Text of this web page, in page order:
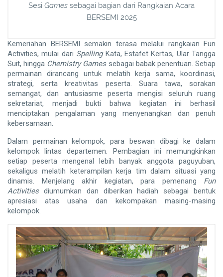
Sesi Games sebagai bagian dari Rangkaian Acara
BERSEMI 2025
Kemeriahan BERSEMI semakin terasa melalui rangkaian Fun
Activities, mulai dari Spelling Kata, Estafet Kertas, Ular Tangga
Suit, hingga Chemistry Games sebagai babak penentuan. Setiap
permainan dirancang untuk melatih kerja sama, koordinasi,
strategi, serta kreativitas peserta. Suara tawa, sorakan
semangat, dan antusiasme peserta mengisi seluruh ruang
sekretariat, menjadi bukti bahwa kegiatan ini berhasil
menciptakan pengalaman yang menyenangkan dan penuh
kebersamaan.
Dalam permainan kelompok, para beswan dibagi ke dalam
kelompok lintas departemen. Pembagian ini memungkinkan
setiap peserta mengenal lebih banyak anggota paguyuban,
sekaligus melatih keterampilan kerja tim dalam situasi yang
dinamis. Menjelang akhir kegiatan, para pemenang Fun
Activitiesdiumumkan dan diberikan hadiah sebagai bentuk
apresiasi atas usaha dan kekompakan masing-masing
kelompok.